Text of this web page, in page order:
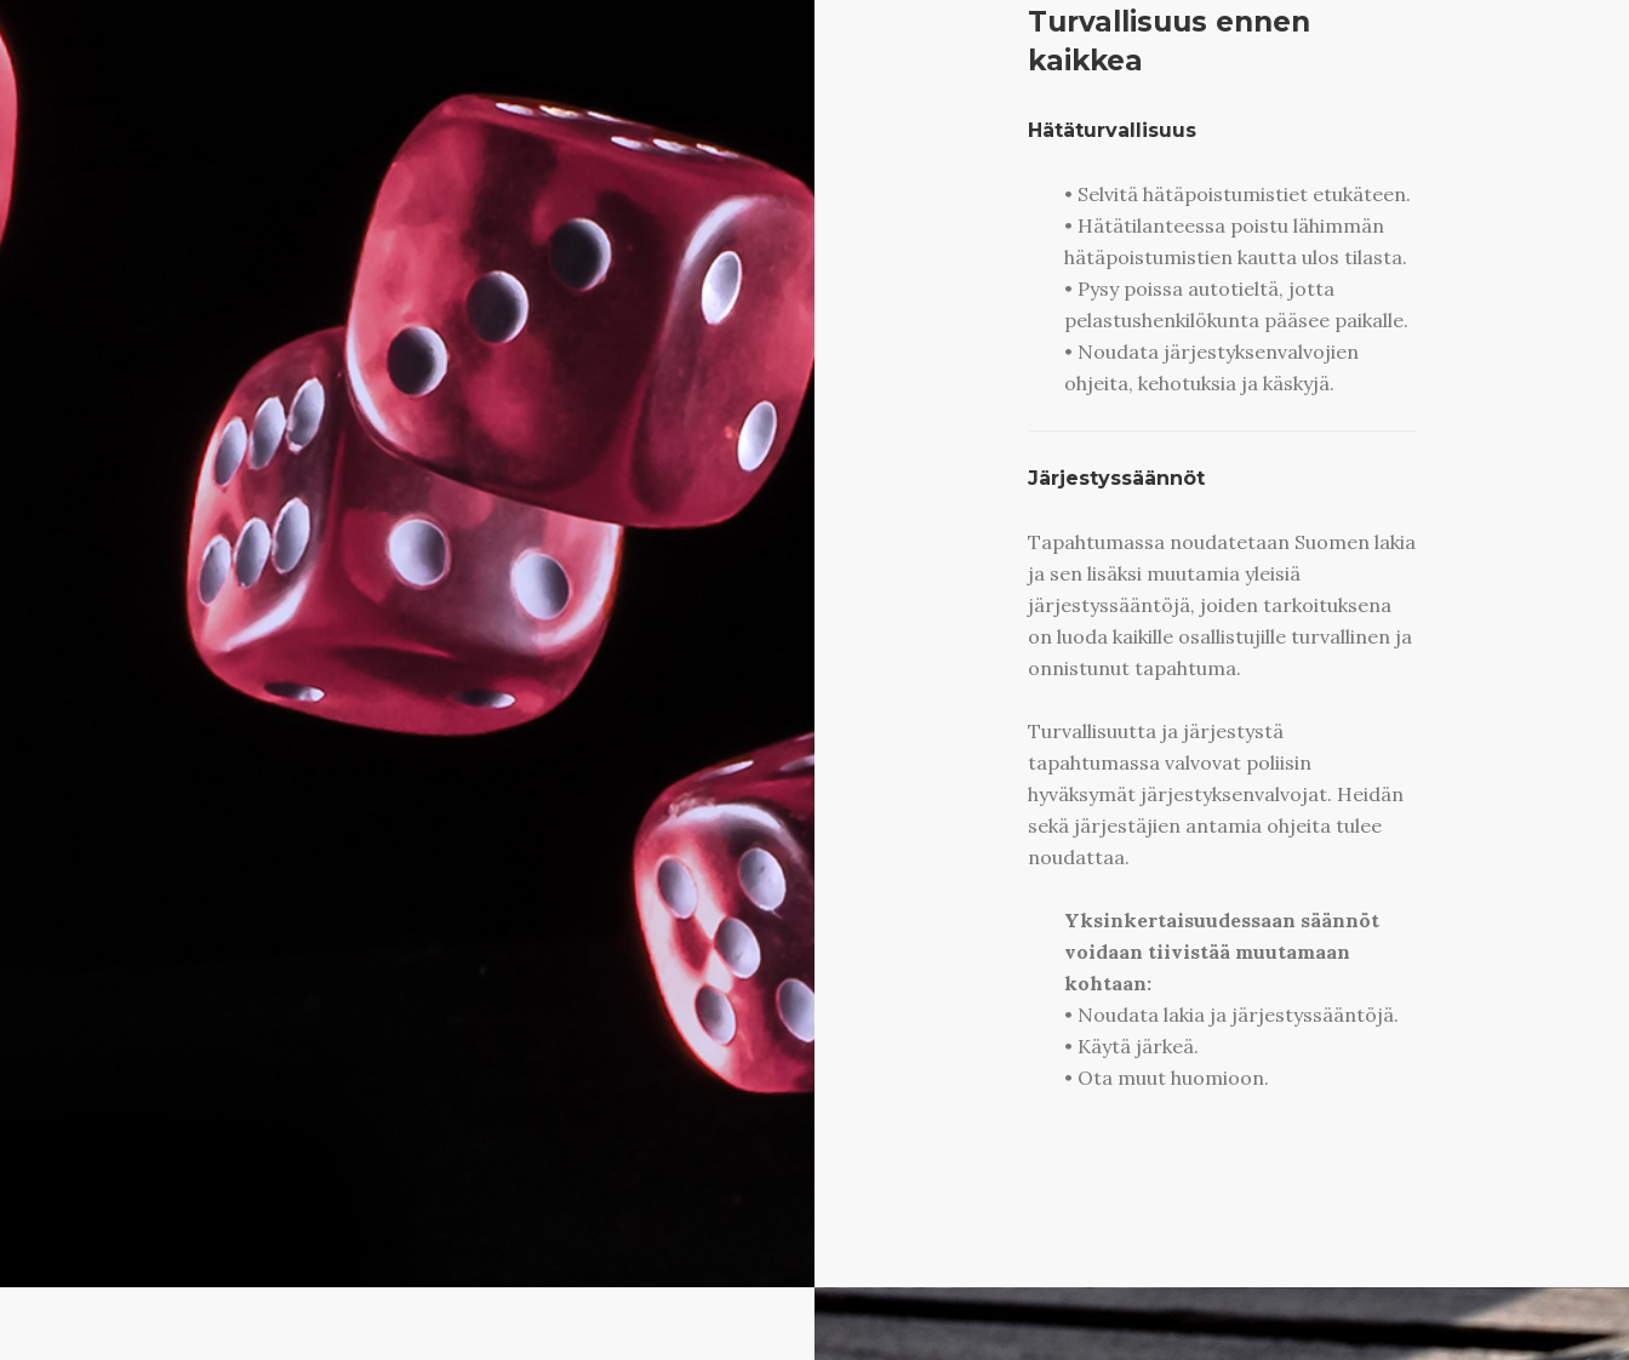
Turvallisuus ennen
kaikkea
Hätäturvallisuus
• Selvitä hätäpoistumistiet etukäteen.
• Hätätilanteessa poistu lähimmän
hätäpoistumistien kautta ulos tilasta.
• Pysy poissa autotieltä, jotta
pelastushenkilökunta pääsee paikalle.
• Noudata järjestyksenvalvojien
ohjeita, kehotuksia ja käskyjä.
Järjestyssäännöt
Tapahtumassa noudatetaan Suomen lakia
ja sen lisäksi muutamia yleisiä
järjestyssääntöjä, joiden tarkoituksena
on luoda kaikille osallistujille turvallinen ja
onnistunut tapahtuma.
Turvallisuutta ja järjestystä
tapahtumassa valvovat poliisin
hyväksymät järjestyksenvalvojat. Heidän
sekä järjestäjien antamia ohjeita tulee
noudattaa.
Yksinkertaisuudessaan säännöt
voidaan tiivistää muutamaan
kohtaan:
• Noudata lakia ja järjestyssääntöjä.
• Käytä järkeä.
• Ota muut huomioon.